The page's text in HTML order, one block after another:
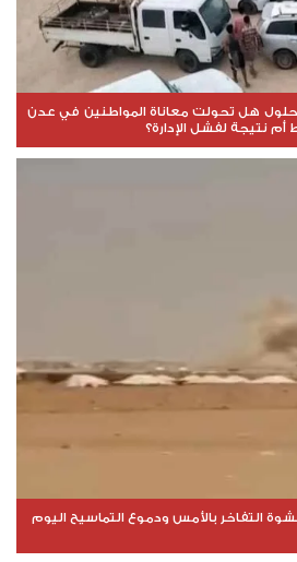
بلا حلول هل تحولت معاناة المواطنين في عدن
نتيجة لفشل الإدارة؟
التفاخر بالأمس ودموع التماسيح اليوم